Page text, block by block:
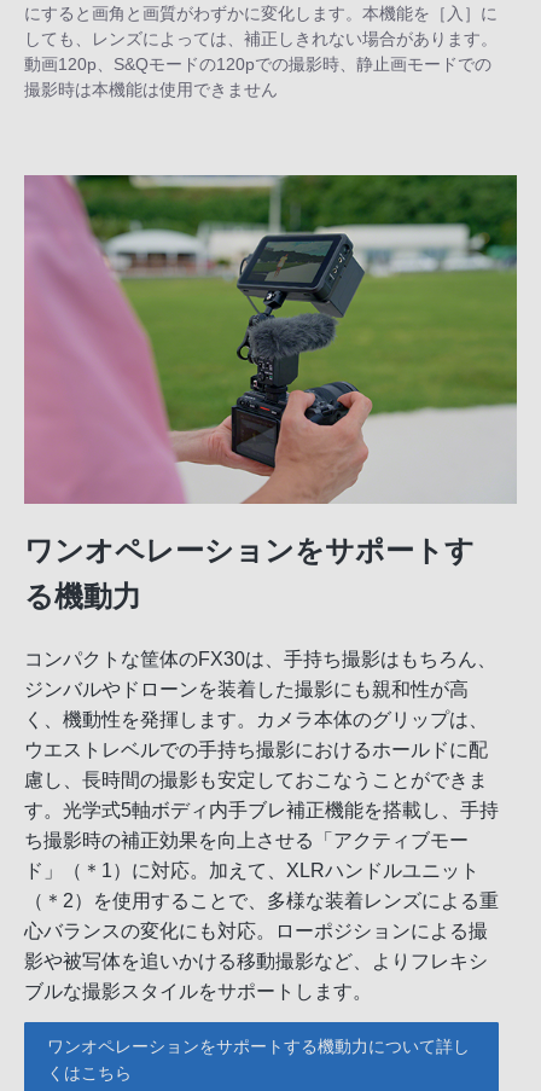
にすると画角と画質がわずかに変化します。本機能を［入］に
しても、レンズによっては、補正しきれない場合があります。
動画120p、S&Qモードの120pでの撮影時、静止画モードでの
撮影時は本機能は使用できません
ワンオペレーションをサポートす
る機動力
コンパクトな筐体のFX30は、手持ち撮影はもちろん、
ジンバルやドローンを装着した撮影にも親和性が高
く、機動性を発揮します。カメラ本体のグリップは、
ウエストレベルでの手持ち撮影におけるホールドに配
慮し、長時間の撮影も安定しておこなうことができま
す。光学式5軸ボディ内手ブレ補正機能を搭載し、手持
ち撮影時の補正効果を向上させる「アクティブモー
ド」（＊1）に対応。加えて、XLRハンドルユニット
（＊2）を使用することで、多様な装着レンズによる重
心バランスの変化にも対応。ローポジションによる撮
影や被写体を追いかける移動撮影など、よりフレキシ
ブルな撮影スタイルをサポートします。
ワンオペレーションをサポートする機動力について詳し
くはこちら